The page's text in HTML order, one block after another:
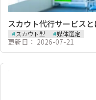
スカウト代行サービス
#スカウト型 #媒体選定
更新日： 2026-07-21